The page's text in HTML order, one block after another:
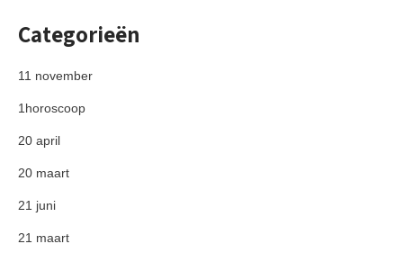
Categorieën
11 november
1horoscoop
20 april
20 maart
21 juni
21 maart